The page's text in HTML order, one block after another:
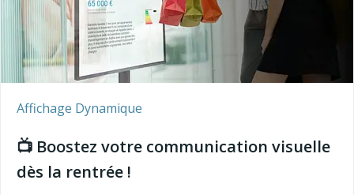
Affichage Dynamique
📺 Boostez votre communication visuelle
dès la rentrée !